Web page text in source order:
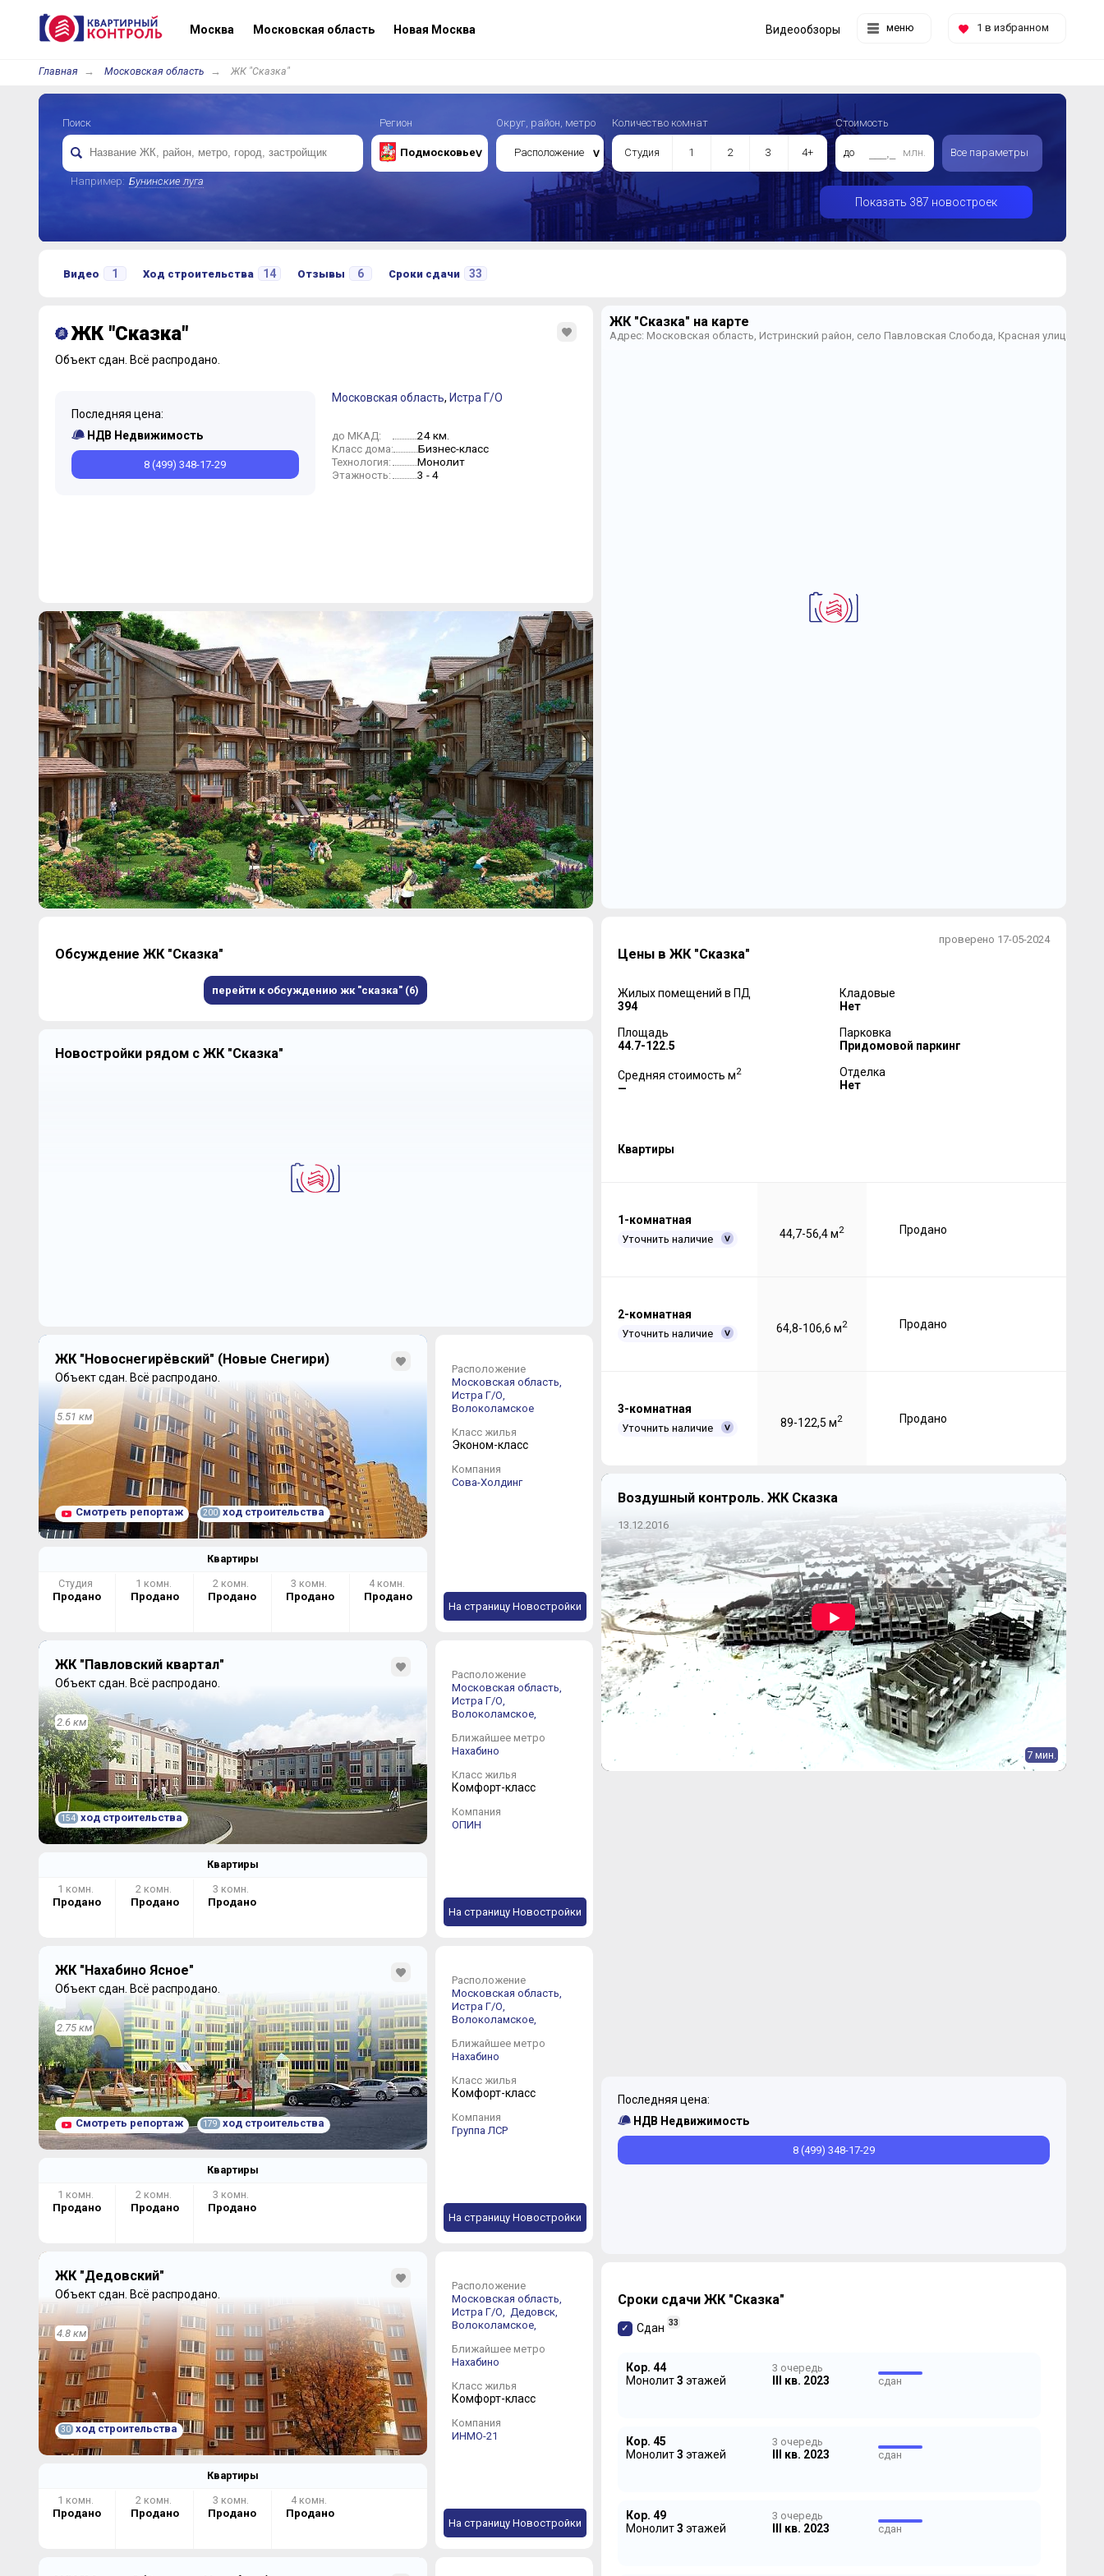
Москва Московская область Новая Москва меню 1 в избранном
Видеообзоры
Главная Московская область ЖК "Сказка"
Поиск
Например: Бунинские луга
Регион
Подмосковье
Округ, район, метро
Расположение
Количество комнат
Студия 1 2 3 4+
Стоимость
до млн. Все параметры
Показать 387 новостроек
Видео 1 Ход строительства 14 Отзывы 6 Сроки сдачи 33
ЖК "Сказка"
Объект сдан. Всё распродано.
Последняя цена:
НДВ Недвижимость
8 (499) 348-17-29
Московская область, Истра Г/О
до МКАД: 24 км.
Класс дома: Бизнес-класс
Технология: Монолит
Этажность: 3 - 4
Обсуждение ЖК "Сказка"
перейти к обсуждению жк "сказка" (6)
Новостройки рядом с ЖК "Сказка"
ЖК "Новоснегирёвский" (Новые Снегири)
Объект сдан. Всё распродано.
5.51 км
Смотреть репортаж 200 ход строительства
Квартиры
Студия
Продано
1 комн.
Продано
2 комн.
Продано
3 комн.
Продано
4 комн.
Продано
Расположение
Московская область,
Истра Г/О,
Волоколамское
Класс жилья
Эконом-класс
Компания
Сова-Холдинг
На страницу Новостройки
ЖК "Павловский квартал"
Объект сдан. Всё распродано.
2.6 км
154 ход строительства
Квартиры
1 комн.
Продано
2 комн.
Продано
3 комн.
Продано
Расположение
Московская область,
Истра Г/О,
Волоколамское,
Ближайшее метро
Нахабино
Класс жилья
Комфорт-класс
Компания
ОПИН
На страницу Новостройки
ЖК "Нахабино Ясное"
Объект сдан. Всё распродано.
2.75 км
Смотреть репортаж 179 ход строительства
Квартиры
1 комн.
Продано
2 комн.
Продано
3 комн.
Продано
Расположение
Московская область,
Истра Г/О,
Волоколамское,
Ближайшее метро
Нахабино
Класс жилья
Комфорт-класс
Компания
Группа ЛСР
На страницу Новостройки
ЖК "Дедовский"
Объект сдан. Всё распродано.
4.8 км
30 ход строительства
Квартиры
1 комн.
Продано
2 комн.
Продано
3 комн.
Продано
4 комн.
Продано
Расположение
Московская область,
Истра Г/О,
Дедовск,
Волоколамское,
Ближайшее метро
Нахабино
Класс жилья
Комфорт-класс
Компания
ИНМО-21
На страницу Новостройки
ЖК "Сказка" на карте
Адрес: Московская область, Истринский район, село Павловская Слобода, Красная улица
проверено 17-05-2024
Цены в ЖК "Сказка"
Жилых помещений в ПД
394
Площадь
44.7-122.5
Средняя стоимость м2
—
Кладовые
Нет
Парковка
Придомовой паркинг
Отделка
Нет
Квартиры
1-комнатная
Уточнить наличие 44,7-56,4 м2 Продано
2-комнатная
Уточнить наличие 64,8-106,6 м2 Продано
3-комнатная
Уточнить наличие 89-122,5 м2 Продано
Воздушный контроль. ЖК Сказка
13.12.2016
7 мин.
Последняя цена:
НДВ Недвижимость
8 (499) 348-17-29
Сроки сдачи ЖК "Сказка"
Сдан 33
Кор. 44
Монолит3 этажей
3 очередь
III кв. 2023 сдан
Кор. 45
Монолит3 этажей
3 очередь
III кв. 2023 сдан
Кор. 49
Монолит3 этажей
3 очередь
III кв. 2023 сдан